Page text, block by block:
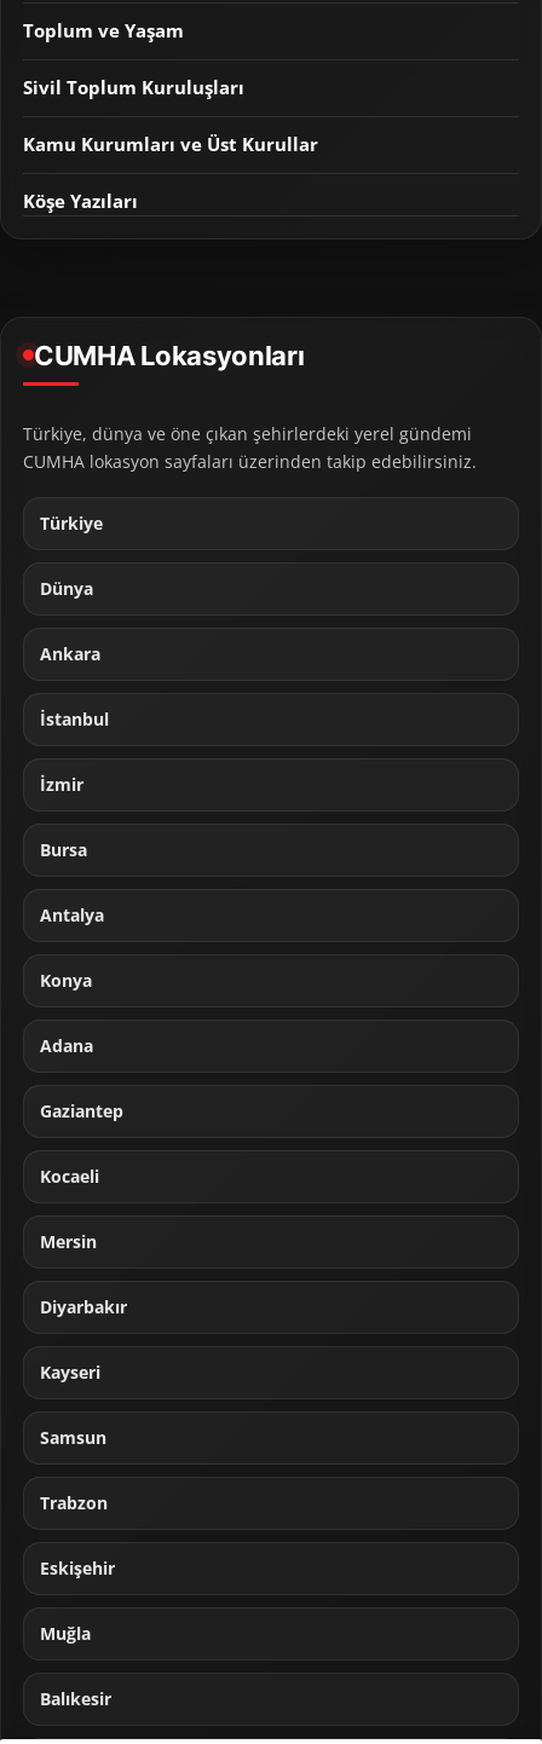
Toplum ve Yaşam
Sivil Toplum Kuruluşları
Kamu Kurumları ve Üst Kurullar
Köşe Yazıları
CUMHA Lokasyonları
Türkiye, dünya ve öne çıkan şehirlerdeki yerel gündemi
CUMHA lokasyon sayfaları üzerinden takip edebilirsiniz.
Türkiye
Dünya
Ankara
İstanbul
İzmir
Bursa
Antalya
Konya
Adana
Gaziantep
Kocaeli
Mersin
Diyarbakır
Kayseri
Samsun
Trabzon
Eskişehir
Muğla
Balıkesir